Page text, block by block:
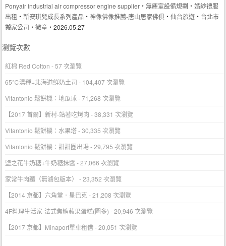
Ponyair industrial air compressor engine supplier ‧無塵室設備規劃 ‧婚紗禮服
出租 ‧新安琪兒成長系列產品 ‧神像佛像推薦-唐山居家佛俱 ‧仙台旅遊 ‧ 台北市
搬家公司 ‧徽章 ‧2026.05.27
瀏覽次數
紅棉 Red Cotton - 57 次瀏覽
65℃湯種+北海道鮮奶土司 - 104,407 次瀏覽
Vitantonio 鬆餅機：地瓜球- 71,268 次瀏覽
【2017 首爾】新村-站著吃烤肉 - 38,331 次瀏覽
Vitantonio 鬆餅機：水果塔- 30,335 次瀏覽
Vitantonio 鬆餅機：甜甜圈出場- 29,795 次瀏覽
鹽之花牛奶糖+牛奶糖抹醬- 27,066 次瀏覽
家常牛肉麵（無滷包版本）
- 23,352 次瀏覽
【2014 京都】六角堂．星巴克- 21,208 次瀏覽
4F料理生活家-法式焦糖蘋果蛋糕(圖多) - 20,946 次瀏覽
【2017 京都】Minaport單車租借- 20,051 次瀏覽